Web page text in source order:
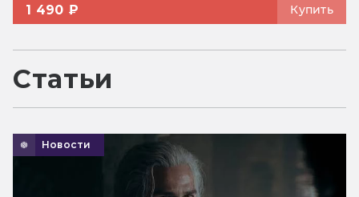
1 490 ₽ Купить
Статьи
Новости